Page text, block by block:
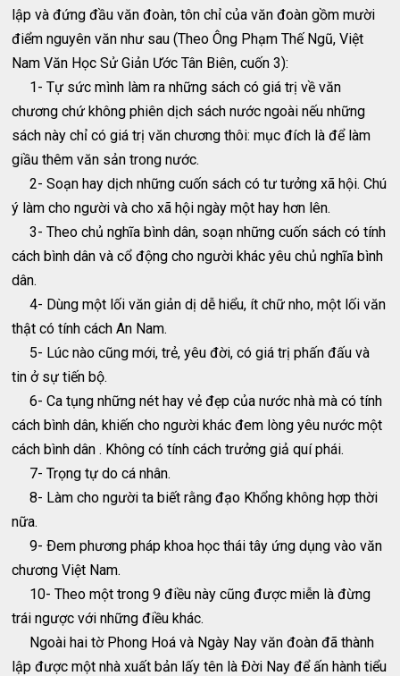
lập và đứng đầu văn đoàn, tôn chỉ của văn đoàn gồm mười
điểm nguyên văn như sau (Theo Ông Phạm Thế Ngũ, Việt
Nam Văn Học Sử Giản Ước Tân Biên, cuốn 3):
1- Tự sức mình làm ra những sách có giá trị về văn
chương chứ không phiên dịch sách nước ngoài nếu những
sách này chỉ có giá trị văn chương thôi: mục đích là để làm
giầu thêm văn sản trong nước.
2- Soạn hay dịch những cuốn sách có tư tưởng xã hội. Chú
ý làm cho người và cho xã hội ngày một hay hơn lên.
3- Theo chủ nghĩa bình dân, soạn những cuốn sách có tính
cách bình dân và cổ động cho người khác yêu chủ nghĩa bình
dân.
4- Dùng một lối văn giản dị dễ hiểu, ít chữ nho, một lối văn
thật có tính cách An Nam.
5- Lúc nào cũng mới, trẻ, yêu đời, có giá trị phấn đấu và
tin ở sự tiến bộ.
6- Ca tụng những nét hay vẻ đẹp của nước nhà mà có tính
cách bình dân, khiến cho người khác đem lòng yêu nước một
cách bình dân . Không có tính cách trưởng giả quí phái.
7- Trọng tự do cá nhân.
8- Làm cho người ta biết rằng đạo Khổng không hợp thời
nữa.
9- Ðem phương pháp khoa học thái tây ứng dụng vào văn
chương Việt Nam.
10- Theo một trong 9 điều này cũng được miễn là đừng
trái ngược với những điều khác.
Ngoài hai tờ Phong Hoá và Ngày Nay văn đoàn đã thành
lập được một nhà xuất bản lấy tên là Ðời Nay để ấn hành tiểu